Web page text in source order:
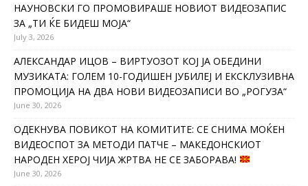
НАУНОВСКИ ГО ПРОМОВИРАШЕ НОВИОТ ВИДЕОЗАПИС
ЗА „ТИ ЌЕ БИДЕШ МОЈА“
July 3, 2026
АЛЕКСАНДАР ИЦОВ – ВИРТУОЗОТ КОЈ ЈА ОБЕДИНИ
МУЗИКАТА: ГОЛЕМ 10-ГОДИШЕН ЈУБИЛЕЈ И ЕКСКЛУЗИВНА
ПРОМОЦИЈА НА ДВА НОВИ ВИДЕОЗАПИСИ ВО „РОГУЗА“
June 30, 2026
ОДЕКНУВА ПОВИКОТ НА КОМИТИТЕ: СЕ СНИМА МОЌЕН
ВИДЕОСПОТ ЗА МЕТОДИ ПАТЧЕ – МАКЕДОНСКИОТ
НАРОДЕН ХЕРОЈ ЧИЈА ЖРТВА НЕ СЕ ЗАБОРАВА!
June 30, 2026